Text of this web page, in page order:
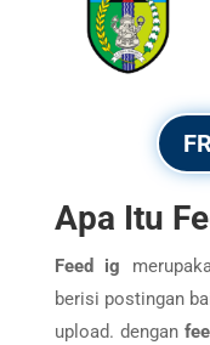
Apa Itu
Feed ig
berisi postingan
upload. dengan